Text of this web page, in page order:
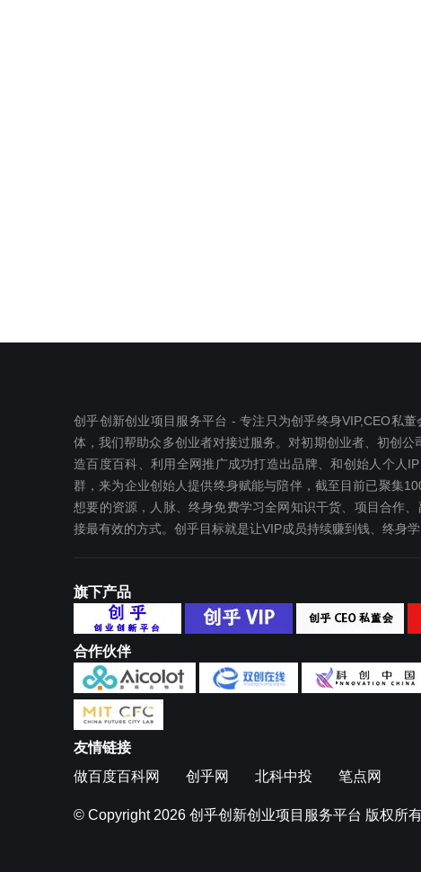
创乎创新创业项目服务平台 - 专注只为创乎终身VIP,CEO私
体，我们帮助众多创业者对接过服务。对初期创业者、初创
造百度百科、利用全网推广成功打造出品牌、和创始人个人
群，来为企业创始人提供终身赋能与陪伴，截至目前已聚集
想要‬的资源，人脉、终身免费学习全网知识干货、项目合作
接最有效‬的方式。创乎目标就是让VIP成员持续赚到钱、终身
旗下产品
合作伙伴
友情链接
做百度百科网
创乎网 北科中投 笔点网
© Copyright 2026 创乎创新创业项目服务平台 版权所